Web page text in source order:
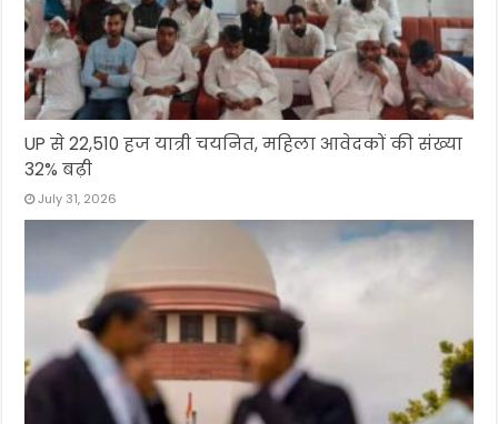
UP से 22,510 हज यात्री चयनित, महिला आवेदकों की संख्या
32% बढ़ी
July 31, 2026